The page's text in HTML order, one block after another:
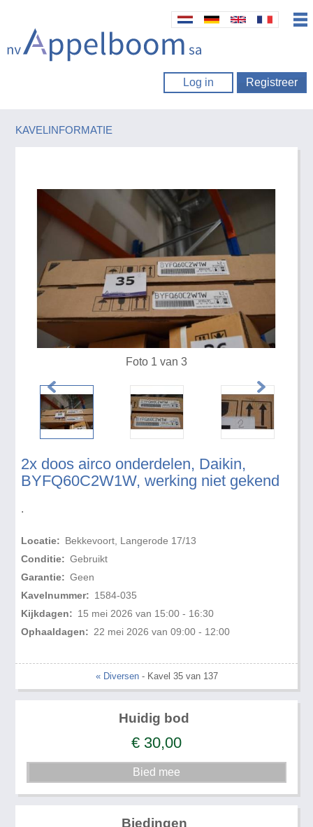
Log in Registreer
KAVELINFORMATIE
2x doos airco onderdelen, Daikin,
BYFQ60C2W1W, werking niet gekend
.
Locatie: Bekkevoort, Langerode 17/13
Conditie: Gebruikt
Garantie: Geen
Kavelnummer: 1584-035
Kijkdagen: 15 mei 2026 van 15:00 - 16:30
Ophaaldagen: 22 mei 2026 van 09:00 - 12:00
Foto 1 van 3
« Diversen- Kavel 35 van 137
Huidig bod
€ 30,00
Biedingen